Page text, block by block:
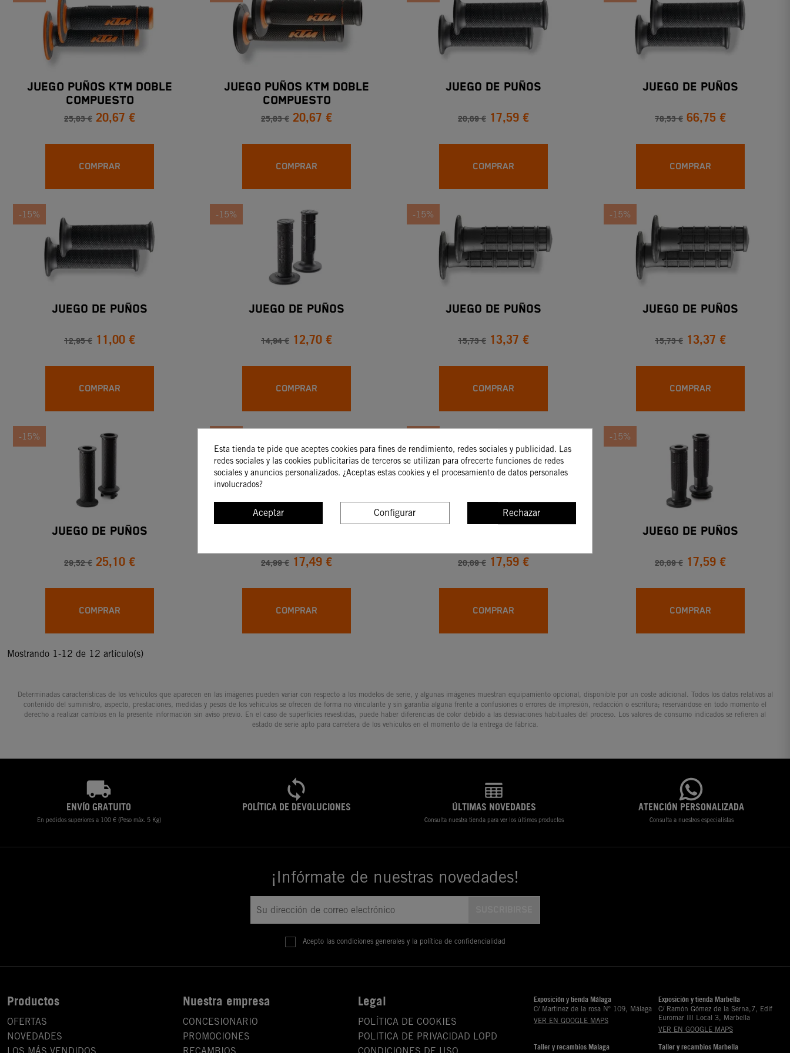
JUEGO PUÑOS KTM DOBLE
COMPUESTO
25,83 € 20,67 €
COMPRAR
JUEGO PUÑOS KTM DOBLE
COMPUESTO
25,83 € 20,67 €
COMPRAR
Juego De Puños
20,69 € 17,59 €
COMPRAR
Juego De Puños
78,53 € 66,75 €
COMPRAR
-15%
Juego De Puños
12,95 € 11,00 €
COMPRAR
-15%
Juego De Puños
14,94 € 12,70 €
COMPRAR
-15%
Juego De Puños
15,73 € 13,37 €
COMPRAR
-15%
Juego De Puños
15,73 € 13,37 €
COMPRAR
-15%
Juego De Puños
29,52 € 25,10 €
COMPRAR
24,99 € 17,49 €
COMPRAR
20,69 € 17,59 €
COMPRAR
-15%
Juego De Puños
20,69 € 17,59 €
COMPRAR
Mostrando 1-12 de 12 artículo(s)
Determinadas características de los vehículos que aparecen en las imágenes pueden variar con respecto a los modelos de serie, y algunas imágenes muestran equipamiento opcional, disponible por un coste adicional. Todos los datos relativos al
contenido del suministro, aspecto, prestaciones, medidas y pesos de los vehículos se ofrecen de forma no vinculante y sin garantía alguna frente a confusiones o errores de impresión, redacción o escritura; reservándose en todo momento el
derecho a realizar cambios en la presente información sin aviso previo. En el caso de superficies revestidas, puede haber diferencias de color debido a las desviaciones habituales del proceso. Los valores de consumo indicados se refieren al
estado de serie apto para carretera de los vehículos en el momento de la entrega de fábrica.
ENVÍO GRATUITO
En pedidos superiores a 100 € (Peso máx. 5 Kg)
POLÍTICA DE DEVOLUCIONES ÚLTIMAS NOVEDADES
Consulta nuestra tienda para ver los últimos productos
ATENCIÓN PERSONALIZADA
Consulta a nuestros especialistas
¡Infórmate de nuestras novedades!
Acepto las condiciones generales y la política de confidencialidad
Productos
OFERTAS
NOVEDADES
Nuestra empresa
CONCESIONARIO
PROMOCIONES
Legal
POLÍTICA DE COOKIES
POLITICA DE PRIVACIDAD LOPD
Exposición y tienda Málaga
C/ Martinez de la rosa Nº 109, Málaga
VER EN GOOGLE MAPS
Exposición y tienda Marbella
C/ Ramón Gómez de la Serna,7, Edif
Euromar III Local 3, Marbella
VER EN GOOGLE MAPS
Taller y recambios Málaga Taller y recambios Marbella
Esta tienda te pide que aceptes cookies para fines de rendimiento, redes sociales y publicidad. Las
redes sociales y las cookies publicitarias de terceros se utilizan para ofrecerte funciones de redes
sociales y anuncios personalizados. ¿Aceptas estas cookies y el procesamiento de datos personales
involucrados?
Aceptar Configurar Rechazar